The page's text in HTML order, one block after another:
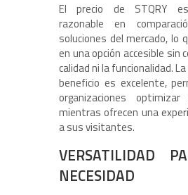
El precio de STQRY
razonable en
soluciones del mercado, lo
en una opción accesible sin
calidad ni la funcionalidad.
beneficio es excelente,
organizaciones
mientras ofrecen una
a sus visitantes.
VERSATILIDAD
NECESIDAD